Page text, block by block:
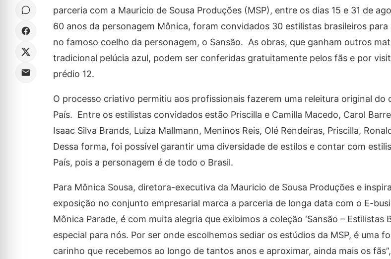
parceria com a Mauricio de Sousa Produções (MSP), entre os dias 15 e 31 de
60 anos da personagem Mônica, foram convidados 30 estilistas brasileiros
no famoso coelho da personagem, o Sansão. As obras, que ganham outros
tradicional pelúcia azul, podem ser conferidas gratuitamente pelos fãs e por
prédio 12.
O processo criativo permitiu aos profissionais fazerem uma releitura original do
País. Entre os estilistas convidados estão Priscilla e Camilla Macedo, Carol
Isaac Silva Brands, Luiza Mallmann, Meninos Reis, Olé Rendeiras, Priscilla,
Dessa forma, foi possível garantir uma diversidade de estilos e contar com
País, pois a personagem é de todo o Brasil.
Para Mônica Sousa, diretora-executiva da Mauricio de Sousa Produções e
exposição no conjunto empresarial marca a parceria de longa data com o E-
Mônica Parade, é com muita alegria que exibimos a coleção ‘Sansão – Estilistas
especial para nós. Por ser onde escolhemos sediar os estúdios da MSP, é uma
carinho que recebemos ao longo de tantos anos e aproximar, ainda mais os